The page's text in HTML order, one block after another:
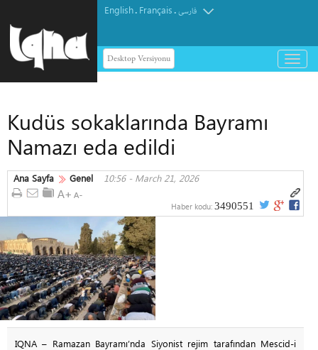
English. Français.فارسی
Desktop Versiyonu
باز
و
Kudüs sokaklarında Bayramı
Namazı eda edildi
Ana Sayfa Genel 10:56 - March 21, 2026
Haber kodu: 3490551
IQNA – Ramazan Bayramı’nda Siyonist rejim tarafından Mescid-i